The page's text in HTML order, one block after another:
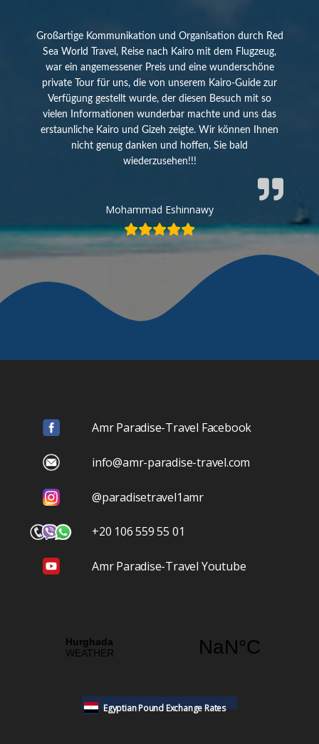
Großartige Kommunikation und Organisation durch Red
Sea World Travel, Reise nach Kairo mit dem Flugzeug,
war ein angemessener Preis und eine wunderschöne
private Tour für uns, die von unserem Kairo-Guide zur
Verfügung gestellt wurde, der diesen Besuch mit so
vielen Informationen wunderbar machte und uns das
erstaunliche Kairo und Gizeh zeigte. Wir können Ihnen
nicht genug danken und hoffen, Sie bald
wiederzusehen!!!
Mohammad Eshinnawy
Amr Paradise-Travel Facebook
info@amr-paradise-travel.com
@paradisetravel1amr
+20 106 559 55 01
Amr Paradise-Travel Youtube
Egyptian Pound Exchange Rates